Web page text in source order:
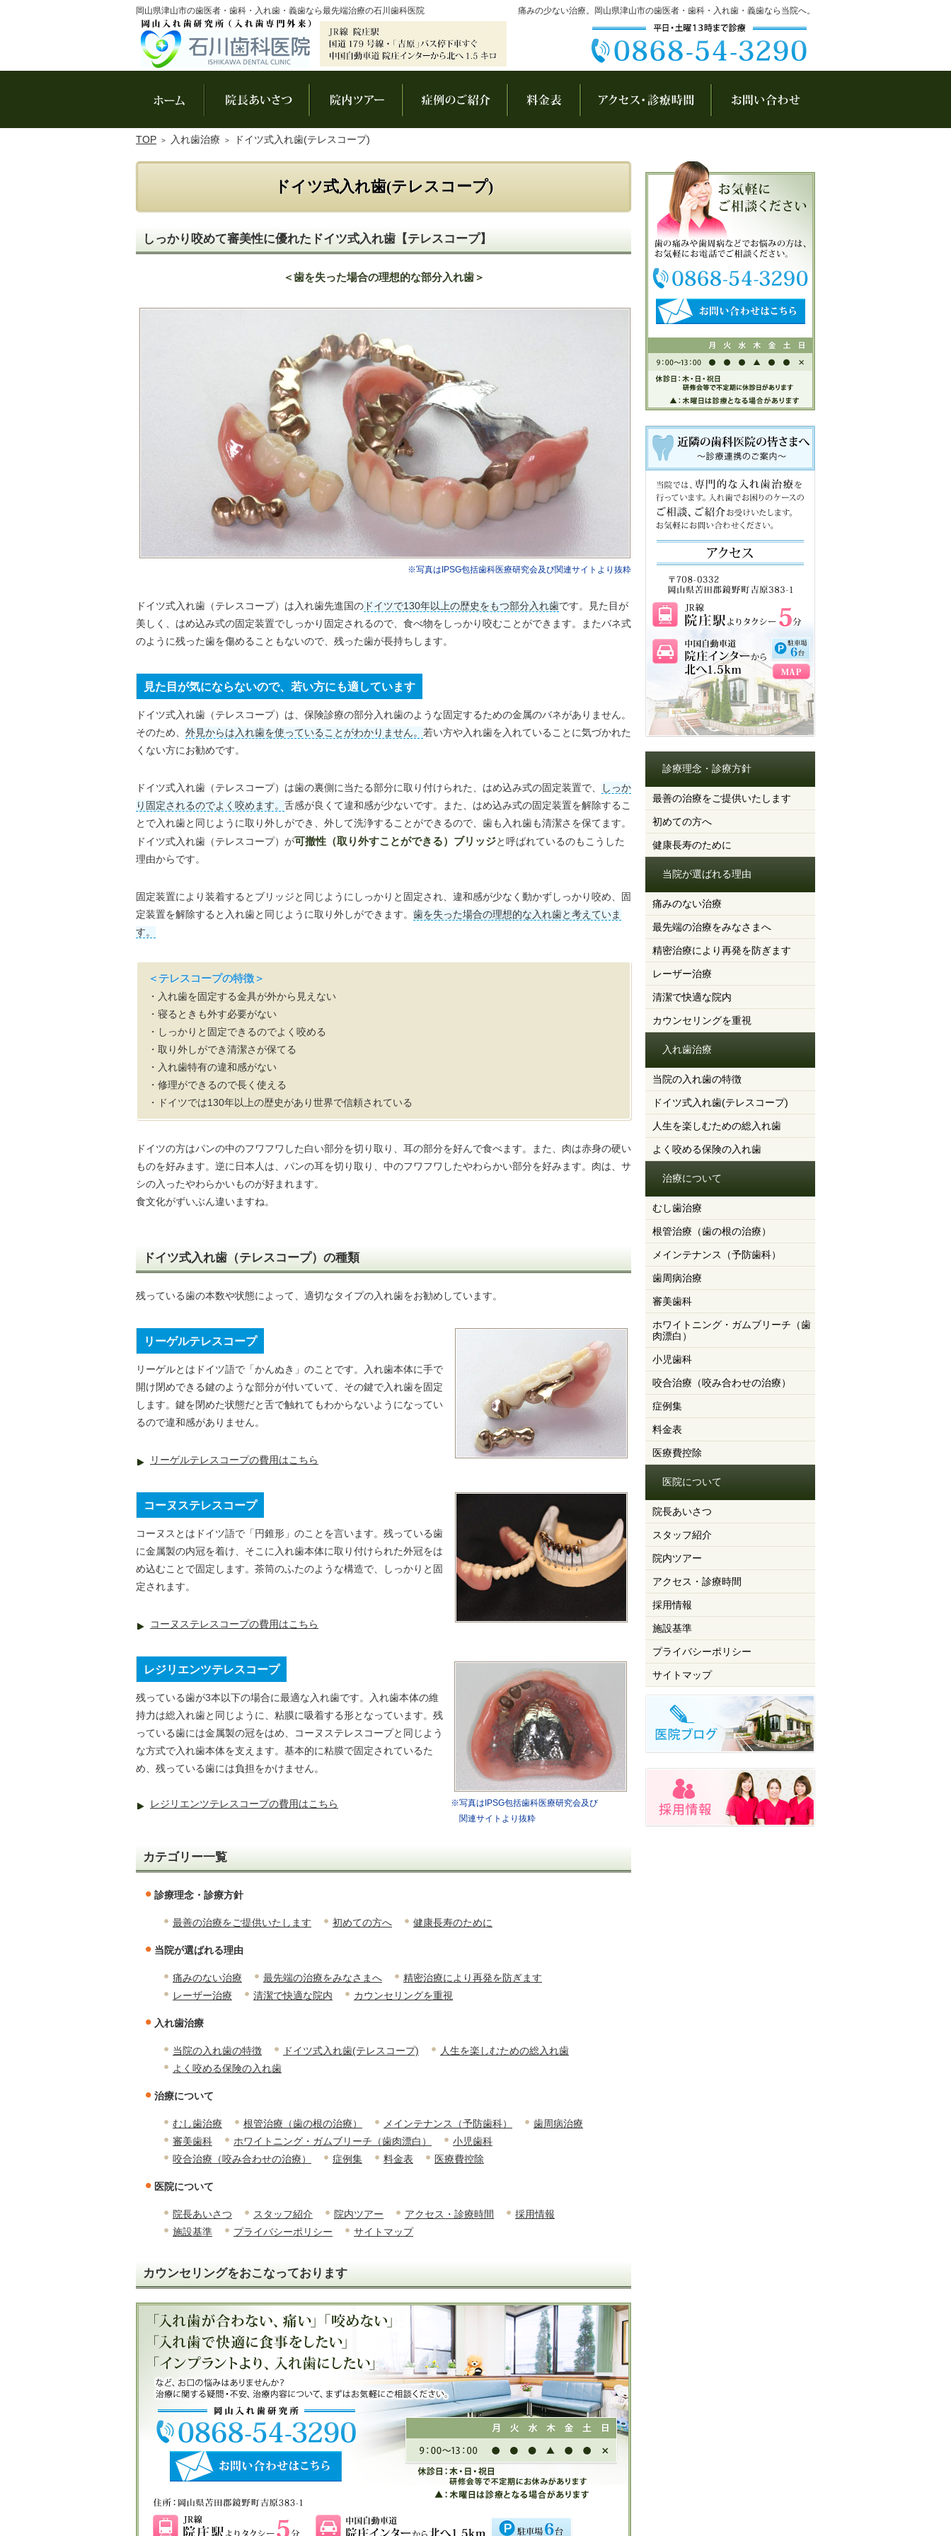
ドイツ式入れ歯(テレスコープ)
痛みの少ない治療。岡山県津山市の歯医者・歯科・入れ歯・義歯なら当院へ。
岡山県津山市の歯医者・歯科・入れ歯・義歯なら最先端治療の石川歯科医院
しっかり咬めて審美性に優れたドイツ式入れ歯【テレスコープ】
＜歯を失った場合の理想的な部分入れ歯＞
※写真はIPSG包括歯科医療研究会及び関連サイトより抜粋
ドイツ式入れ歯（テレスコープ）は入れ歯先進国の ドイツで130年以上の歴史をもつ部分入れ歯です。見た目が
美しく、はめ込み式の固定装置でしっかり固定されるので、食べ物をしっかり咬むことができます。またバネ式
のように残った歯を傷めることもないので、残った歯が長持ちします。
見た目が気にならないので、若い方にも適しています
ドイツ式入れ歯（テレスコープ）は、保険診療の部分入れ歯のような固定するための金属のバネがありません。
そのため、 外見からは入れ歯を使っていることがわかりません。 若い方や入れ歯を入れていることに気づかれた
くない方にお勧めです。
ドイツ式入れ歯（テレスコープ）は歯の裏側に当たる部分に取り付けられた、はめ込み式の固定装置で、
しっか
り固定されるのでよく咬めます。 舌感が良くて違和感が少ないです。また、はめ込み式の固定装置を解除するこ
とで入れ歯と同じように取り外しができ、外して洗浄することができるので、歯も入れ歯も清潔さを保てます。
ドイツ式入れ歯（テレスコープ）が可撤性（取り外すことができる）ブリッジと呼ばれているのもこうした
理由からです。
固定装置により装着するとブリッジと同じようにしっかりと固定され、違和感が少なく動かずしっかり咬め、固
定装置を解除すると入れ歯と同じように取り外しができます。 歯を失った場合の理想的な入れ歯と考えていま
す。
＜テレスコープの特徴＞
・入れ歯を固定する金具が外から見えない
・寝るときも外す必要がない
・しっかりと固定できるのでよく咬める
・取り外しができ清潔さが保てる
・入れ歯特有の違和感がない
・修理ができるので長く使える
・ドイツでは130年以上の歴史があり世界で信頼されている
ドイツの方はパンの中のフワフワした白い部分を切り取り、耳の部分を好んで食べます。また、肉は赤身の硬い
ものを好みます。逆に日本人は、パンの耳を切り取り、中のフワフワしたやわらかい部分を好みます。肉は、サ
シの入ったやわらかいものが好まれます。
食文化がずいぶん違いますね。
ドイツ式入れ歯（テレスコープ）の種類
残っている歯の本数や状態によって、適切なタイプの入れ歯をお勧めしています。
リーゲルテレスコープ
リーゲルとはドイツ語で「かんぬき」のことです。入れ歯本体に手で
開け閉めできる鍵のような部分が付いていて、その鍵で入れ歯を固定
します。鍵を閉めた状態だと舌で触れてもわからないようになってい
るので違和感がありません。
リーゲルテレスコープの費用はこちら
コーヌステレスコープ
コーヌスとはドイツ語で「円錐形」のことを言います。残っている歯
に金属製の内冠を着け、そこに入れ歯本体に取り付けられた外冠をは
め込むことで固定します。茶筒のふたのような構造で、しっかりと固
定されます。
コーヌステレスコープの費用はこちら
※写真はIPSG包括歯科医療研究会及び
関連サイトより抜粋
レジリエンツテレスコープ
残っている歯が3本以下の場合に最適な入れ歯です。入れ歯本体の維
持力は総入れ歯と同じように、粘膜に吸着する形となっています。残
っている歯には金属製の冠をはめ、コーヌステレスコープと同じよう
な方式で入れ歯本体を支えます。基本的に粘膜で固定されているた
め、残っている歯には負担をかけません。
レジリエンツテレスコープの費用はこちら
カテゴリー一覧
診療理念・診療方針
最善の治療をご提供いたします 初めての方へ 健康長寿のために
当院が選ばれる理由
痛みのない治療 最先端の治療をみなさまへ
精密治療により再発を防ぎます
レーザー治療
清潔で快適な院内 カウンセリングを重視
入れ歯治療
当院の入れ歯の特徴 ドイツ式入れ歯(テレスコープ)
人生を楽しむための総入れ歯
よく咬める保険の入れ歯
治療について
むし歯治療 根管治療（歯の根の治療） メインテナンス（予防歯科）
歯周病治療
審美歯科
ホワイトニング・ガムブリーチ（歯肉漂白）
小児歯科
咬合治療（咬み合わせの治療）
症例集 料金表 医療費控除
医院について
院長あいさつ スタッフ紹介 院内ツアー アクセス・診療時間
採用情報
施設基準
プライバシーポリシー サイトマップ
カウンセリングをおこなっております
診療理念・診療方針
最善の治療をご提供いたします
初めての方へ
健康長寿のために
当院が選ばれる理由
痛みのない治療
最先端の治療をみなさまへ
精密治療により再発を防ぎます
レーザー治療
清潔で快適な院内
カウンセリングを重視
入れ歯治療
当院の入れ歯の特徴
ドイツ式入れ歯(テレスコープ)
人生を楽しむための総入れ歯
よく咬める保険の入れ歯
治療について
むし歯治療
根管治療（歯の根の治療）
メインテナンス（予防歯科）
歯周病治療
審美歯科
ホワイトニング・ガムブリーチ（歯
肉漂白）
小児歯科
咬合治療（咬み合わせの治療）
症例集
料金表
医療費控除
医院について
院長あいさつ
スタッフ紹介
院内ツアー
アクセス・診療時間
採用情報
施設基準
プライバシーポリシー
サイトマップ
TOP 入れ歯治療 ドイツ式入れ歯(テレスコープ)